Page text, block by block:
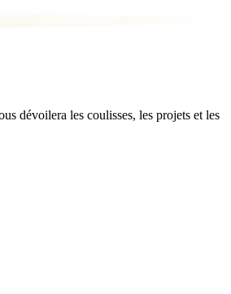
dévoilera les coulisses, les projets et les